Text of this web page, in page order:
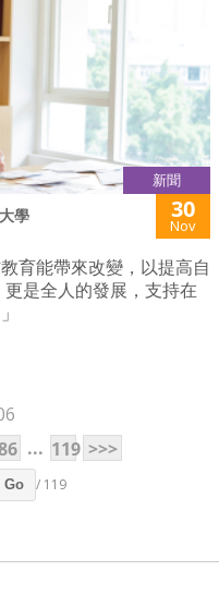
新聞
學 30
Nov
育能帶來改變，以提高自
是全人的發展，支持在
... 119 >>>
Go / 119